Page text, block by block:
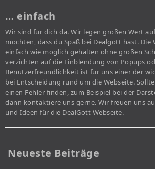
… einfach
Wir sind für dich da. Wir legen großen Wert
möchten, dass du Spaß bei Dealgott hast. Die
einfach wie möglich gehalten ohne großen
verzichten auf die Einblendung von Popups
Benutzerfreundlichkeit ist für uns einer der
bei Entscheidung rund um die Webseite.
einen Fehler finden, zum Beispiel bei der
dann kontaktiere uns gerne. Wir freuen uns
und Ideen für die DealGott Webseite.
Neueste Beiträge